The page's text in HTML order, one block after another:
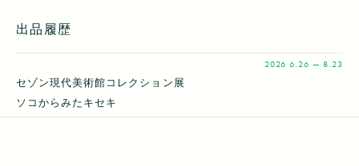
出品履歴
2026 6.26 — 8.23
セゾン現代美術館コレクション展
ソコからみたキセキ